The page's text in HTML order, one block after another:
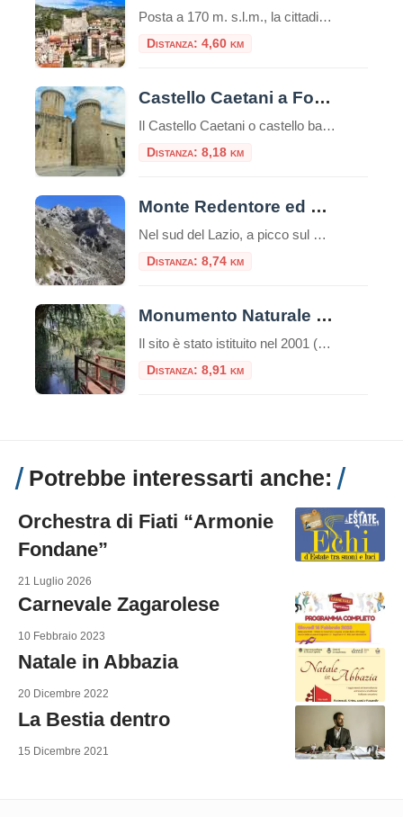
Posta a 170 m. s.l.m., la cittadina di Itri sorge in una caratteristica vallata tra le falde occidentali dei monti Aurunci (passo di San Donato), a soli 8 km dalla costa. Castello di Itri Si trova lungo il percorso della via Appia, tra Fondi (co
Distanza: 4,60 km
Castello Caetani a Fondi
Il Castello Caetani o castello baronale di Fondi è un’imponente fortezza situata a Fondi, una città nella regione del Lazio, in Italia.Alta 33 metri il castello è uno dei simboli storici e architettonici della zona ed è noto per la sua storia ricca e le sue caratteristiche architettoniche uniche.È uno dei pochi esemplari costruiti in […]
Distanza: 8,18 km
Monte Redentore ed Eremo di San Michele
Nel sud del Lazio, a picco sul Golfo di Gaeta, si erge il Monte Redentore, una delle cime più suggestive e panoramiche dei Monti Aurunci. A 1252 metri di altitudine, questa montagna, che in realtà è una spalla del più imponente Monte Altino, offre un’esperienza indimenticabile che unisce trekking, spiritualità e paesaggi mozzafiato, rendendola una […]
Distanza: 8,74 km
Monumento Naturale Mola della Corte – Settecannelle – Capodacqua
Il sito è stato istituito nel 2001 (D.P.R.L. 21 giugno 2001, n. 344) come area protetta di tipo “Monumento Naturale”, con la gestione affidata al Parco Naturale dei Monti Aurunci. Si estende su circa 4 ettari e conserva testimonianze del paesaggio naturale pre-bonifica nella piana di Fondi. Fin dal Seicento l’area è stata oggetto di contese […]
Distanza: 8,91 km
Potrebbe interessarti anche:
Orchestra di Fiati “Armonie
Fondane”
21 Luglio 2026
Carnevale Zagarolese
10 Febbraio 2023
Natale in Abbazia
20 Dicembre 2022
La Bestia dentro
15 Dicembre 2021